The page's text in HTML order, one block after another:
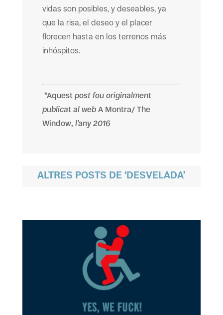
vidas son posibles, y deseables, ya
que la risa, el deseo y el placer
florecen hasta en los terrenos más
inhóspitos.
*Aquestpost fou originalment
publicat al web A Montra/ The
Window, l’any 2016
ALTRES POSTS DE ‘DESVELADA’